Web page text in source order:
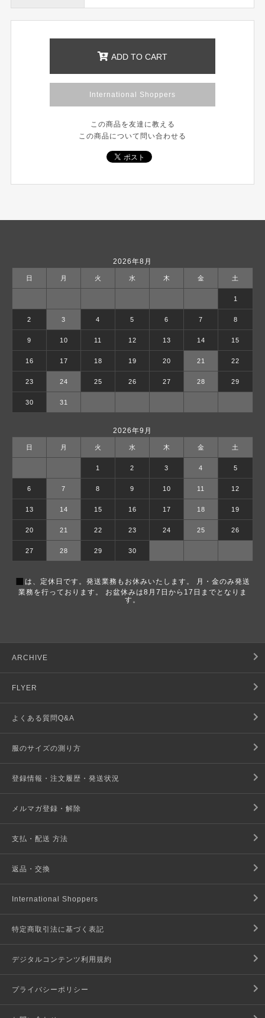
ADD TO CART
International Shoppers
この商品を友達に教える
この商品について問い合わせる
2026年8月
日 月 火 水 木 金 土
1
2 3 4 5 6 7 8
9 10 11 12 13 14 15
16 17 18 19 20 21 22
23 24 25 26 27 28 29
30 31
2026年9月
日 月 火 水 木 金 土
1 2 3 4 5
6 7 8 9 10 11 12
13 14 15 16 17 18 19
20 21 22 23 24 25 26
27 28 29 30
■ は、定休日です。発送業務もお休みいたします。 月・金のみ発送
業務を行っております。 お盆休みは8月7日から17日までとなりま
す。
ARCHIVE
FLYER
よくある質問Q&A
服のサイズの測り方
登録情報・注文履歴・発送状況
メルマガ登録・解除
支払・配送 方法
返品・交換
International Shoppers
特定商取引法に基づく表記
デジタルコンテンツ利用規約
プライバシーポリシー